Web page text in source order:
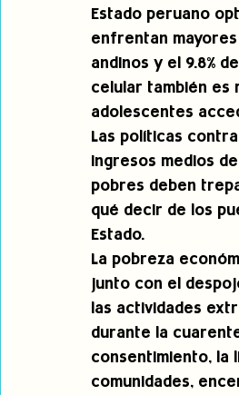
Estado peruano
enfrentan mayores
andinos y el 9.8%
celular también es
adolescentes
Las políticas
ingresos medios
pobres deben
qué decir de los
Estado.
La pobreza
junto con el
las actividades
durante la
consentimiento, la
comunidades,